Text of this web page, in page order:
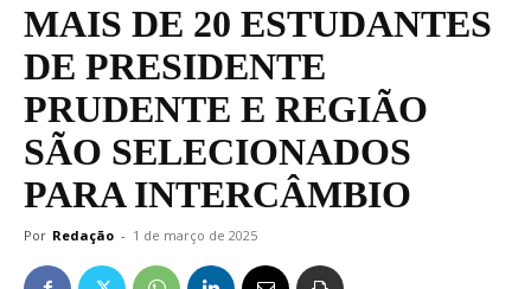
MAIS DE 20 ESTUDANTES
DE PRESIDENTE
PRUDENTE E REGIÃO
SÃO SELECIONADOS
PARA INTERCÂMBIO
Por Redação - 1 de março de 2025